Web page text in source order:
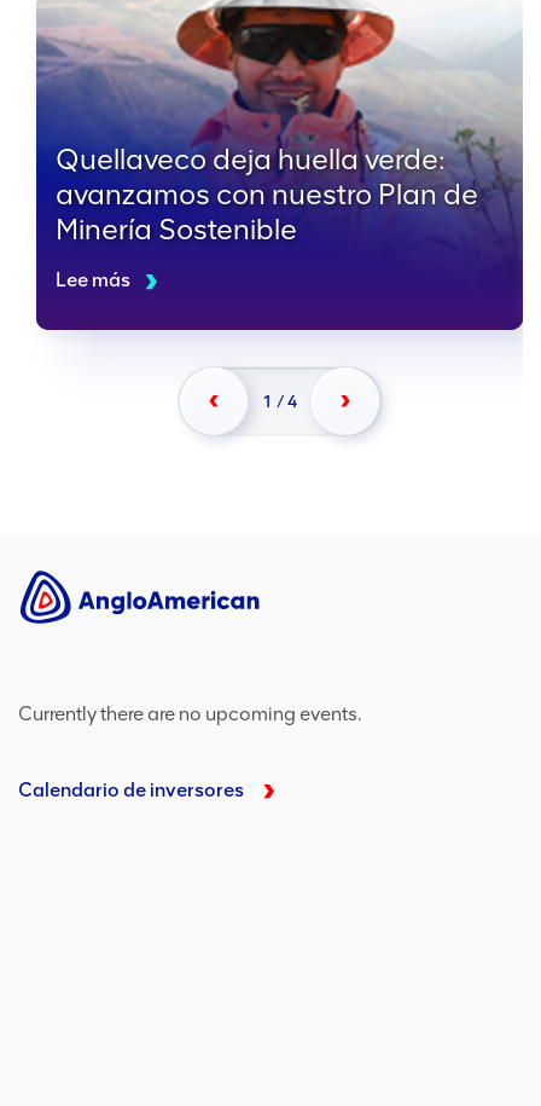
Quellaveco deja huella verde:
avanzamos con nuestro Plan de
Minería Sostenible
Lee más
1 /4
Currently there are no upcoming events.
Calendario de inversores